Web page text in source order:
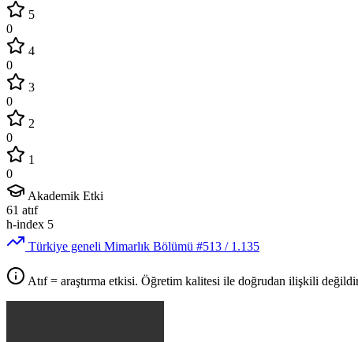
5
0
4
0
3
0
2
0
1
0
Akademik Etki
61 atıf
h-index 5
Türkiye geneli Mimarlık Bölümü #513 / 1.135
Atıf = araştırma etkisi. Öğretim kalitesi ile doğrudan ilişkili